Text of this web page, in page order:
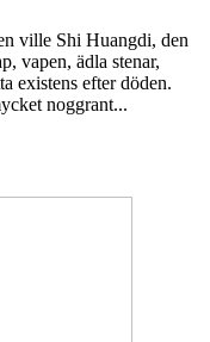
ville Shi Huangdi, den
vapen, ädla stenar,
existens efter döden.
noggrant...